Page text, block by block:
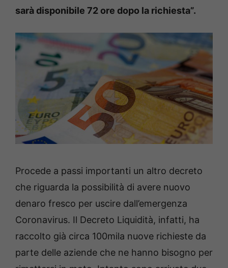
sarà disponibile 72 ore dopo la richiesta”.
Procede a passi importanti un altro decreto
che riguarda la possibilità di avere nuovo
denaro fresco per uscire dall’emergenza
Coronavirus. Il Decreto Liquidità, infatti, ha
raccolto già circa 100mila nuove richieste da
parte delle aziende che ne hanno bisogno per